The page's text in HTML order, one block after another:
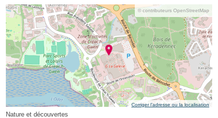
© contributeurs OpenStreetMap
Corriger l’adresse ou la localisation
Nature et découvertes